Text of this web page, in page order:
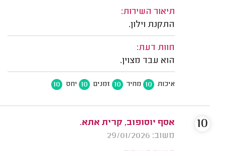
תיאור השירות:
התקנת וילון.
חוות דעת:
הוא עבד מצוין.
איכות 10 מחיר 10 זמנים 10 יחס 10
אסף יוסופוב, קרית אתא.
משוב: 29/01/2026
10